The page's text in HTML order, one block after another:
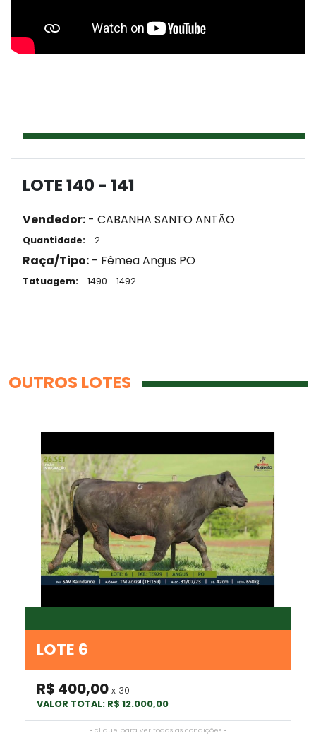
LOTE 140 - 141
Vendedor: - CABANHA SANTO ANTÃO
Quantidade:- 2
Raça/Tipo: - Fêmea Angus PO
Tatuagem:- 1490 - 1492
OUTROS LOTES
LOTE 6
R$ 400,00 x 30
VALOR TOTAL: R$ 12.000,00
• clique para ver todas as condições •